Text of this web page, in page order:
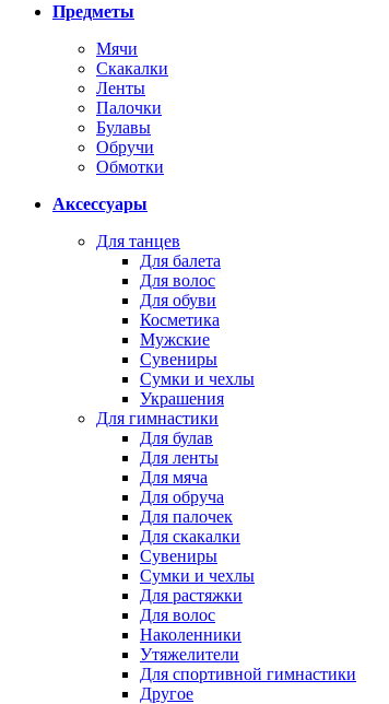
Предметы
Мячи
Скакалки
Ленты
Палочки
Булавы
Обручи
Обмотки
Аксессуары
Для танцев
Для балета
Для волос
Для обуви
Косметика
Мужские
Сувениры
Сумки и чехлы
Украшения
Для гимнастики
Для булав
Для ленты
Для мяча
Для обруча
Для палочек
Для скакалки
Сувениры
Сумки и чехлы
Для растяжки
Для волос
Наколенники
Утяжелители
Для спортивной гимнастики
Другое